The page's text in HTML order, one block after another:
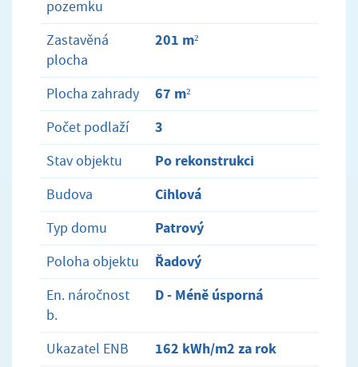
pozemku
Zastavěná
plocha
201 m²
Plocha zahrady 67 m²
Počet podlaží 3
Stav objektu Po rekonstrukci
Budova Cihlová
Typ domu Patrový
Poloha objektu Řadový
En. náročnost
b.
D - Méně úsporná
Ukazatel ENB 162 kWh/m2 za rok